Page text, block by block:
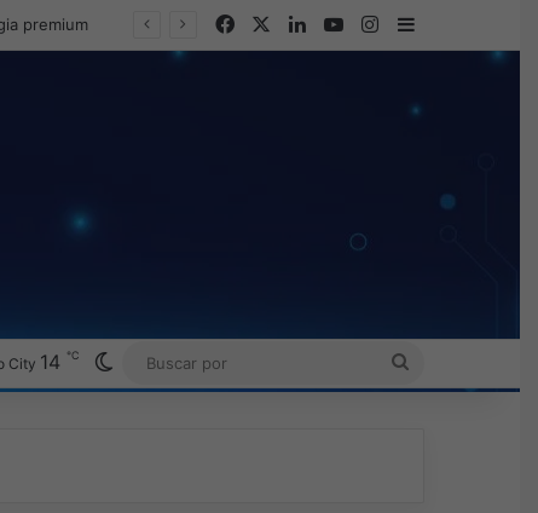
premium FacebookLinkedInYouTubeInstagram
Barra lateral
City 14 ℃ Switch skin
BUSCAR